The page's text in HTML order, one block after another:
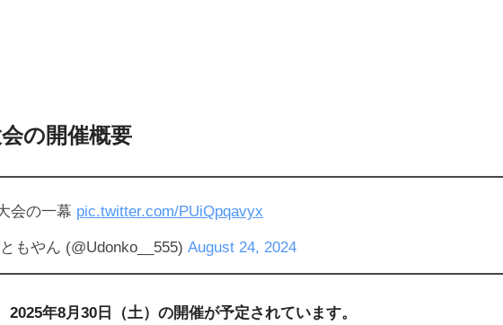
の開催概要
会の一幕 pic.twitter.com/PUiQpqavyx
もやん (@Udonko__555) August 24, 2024
2025年8月30日（土）の開催が予定されています。